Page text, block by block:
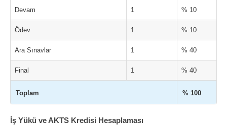
Devam 1 % 10
Ödev 1 % 10
Ara Sınavlar 1 % 40
Final 1 % 40
Toplam % 100
İş Yükü ve AKTS Kredisi Hesaplaması